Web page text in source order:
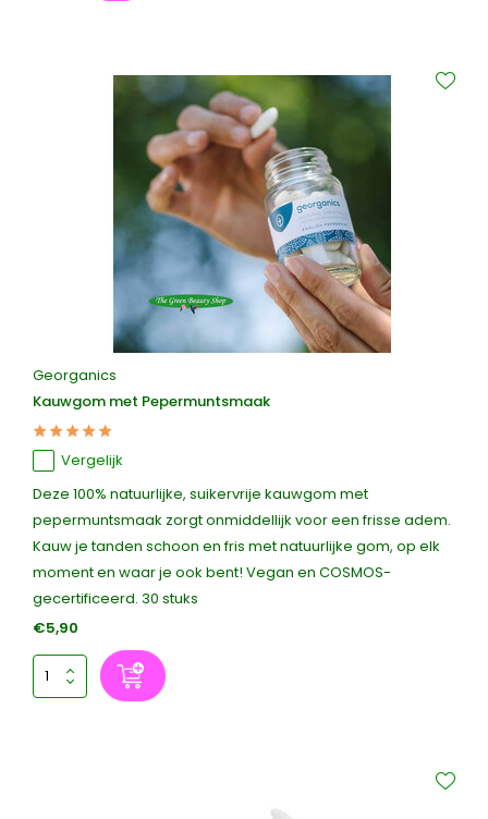
Georganics
Kauwgom met Pepermuntsmaak
Vergelijk
Deze 100% natuurlijke, suikervrije kauwgom met
pepermuntsmaak zorgt onmiddellijk voor een frisse adem.
Kauw je tanden schoon en fris met natuurlijke gom, op elk
moment en waar je ook bent! Vegan en COSMOS-
gecertificeerd. 30 stuks
€5,90